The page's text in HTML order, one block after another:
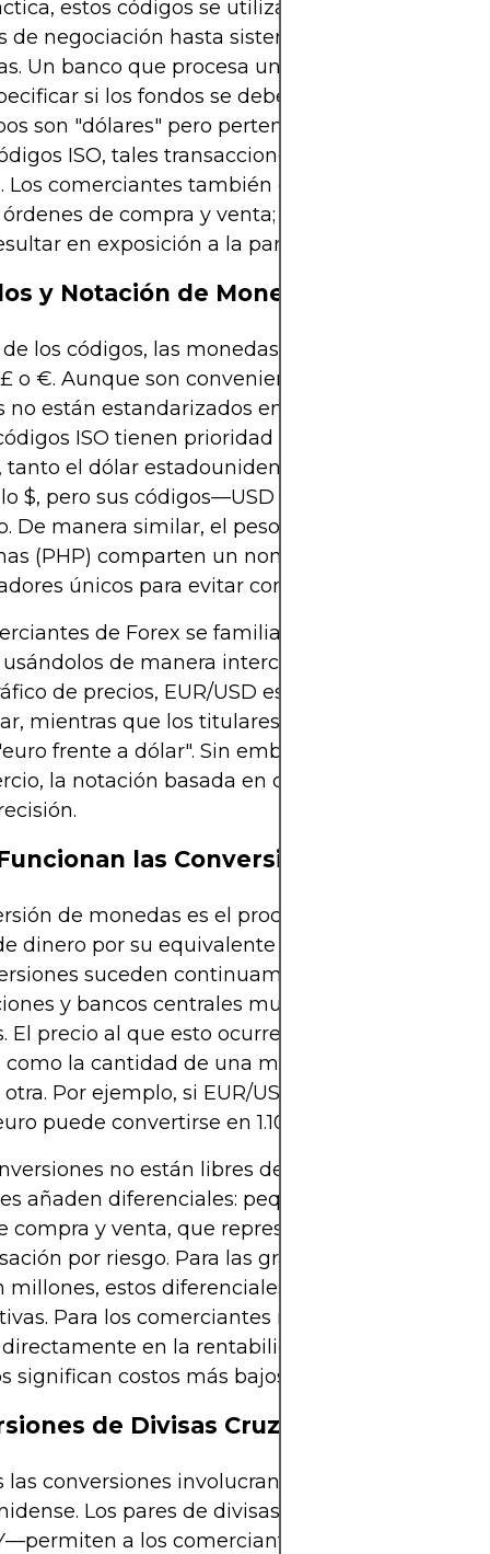
estos códigos se utilizan en todas partes,
de negociación hasta sistemas de emisión de
Un banco que procesa una transferencia
si los fondos se deben entregar en USD
son "dólares" pero pertenecen a diferentes
ISO, tales transacciones serían propensas
Los comerciantes también dependen de estos
de compra y venta; un identificador mal
en exposición a la par de divisas
y Notación de Monedas
los códigos, las monedas también tienen
o €. Aunque son convenientes para el uso
no están estandarizados en todos los sistemas,
ISO tienen prioridad en los mercados
tanto el dólar estadounidense como el
$, pero sus códigos—USD y CAD—los
De manera similar, el peso en México (MXN) y
(PHP) comparten un nombre pero requieren
únicos para evitar confusiones.
de Forex se familiarizan con ambos
usándolos de manera intercambiable según el
de precios, EUR/USD es la abreviatura para
mientras que los titulares pueden
frente a dólar". Sin embargo, para
la notación basada en códigos se prefiere
las Conversiones
de monedas es el proceso de intercambiar
dinero por su equivalente en otra. En el
suceden continuamente mientras
y bancos centrales mueven fondos a través
El precio al que esto ocurre es la tasa de
como la cantidad de una moneda requerida
Por ejemplo, si EUR/USD se cotiza a 1.10,
puede convertirse en 1.10 dólares
no están libres de costo. Los bancos y
añaden diferenciales: pequeñas diferencias
compra y venta, que representan tanto
por riesgo. Para las grandes instituciones
millones, estos diferenciales fraccionales suman
Para los comerciantes minoristas, los
en la rentabilidad; diferenciales
significan costos más bajos y comercio más
de Divisas Cruzadas
las conversiones involucran directamente el
Los pares de divisas cruzadas—como
a los comerciantes intercambiar dos